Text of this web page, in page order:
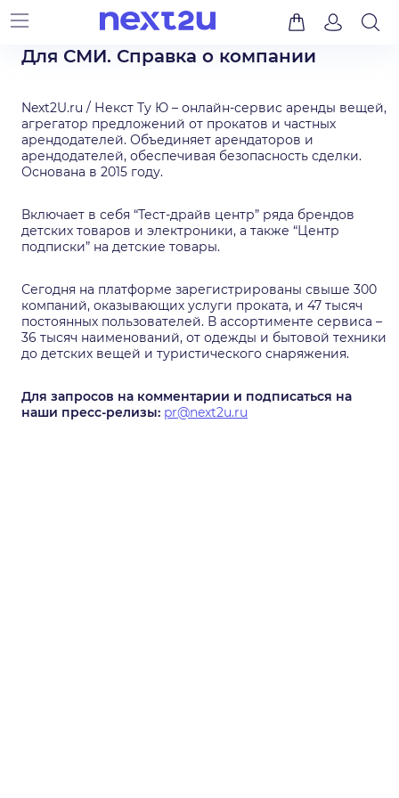
Для СМИ. Справка о компании
Next2U.ru / Некст Ту Ю – онлайн-сервис аренды вещей,
агрегатор предложений от прокатов и частных
арендодателей. Объединяет арендаторов и
арендодателей, обеспечивая безопасность сделки.
Основана в 2015 году.
Включает в себя “Тест-драйв центр” ряда брендов
детских товаров и электроники, а также “Центр
подписки” на детские товары.
Сегодня на платформе зарегистрированы свыше 300
компаний, оказывающих услуги проката, и 47 тысяч
постоянных пользователей. В ассортименте сервиса –
36 тысяч наименований, от одежды и бытовой техники
до детских вещей и туристического снаряжения.
Для запросов на комментарии и подписаться на
наши пресс-релизы: pr@next2u.ru